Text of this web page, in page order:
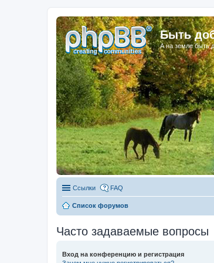
Быть
А на земле быть
Ссылки FAQ
Список форумов
Часто задаваемые вопросы
Вход на конференцию и регистрация